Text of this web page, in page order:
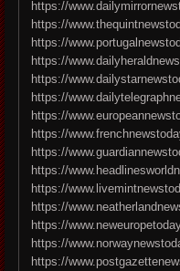
https://
https://
https://
https://
https://
https://
https://
https://
https://
https://
https://
https://
https://
https://
https://